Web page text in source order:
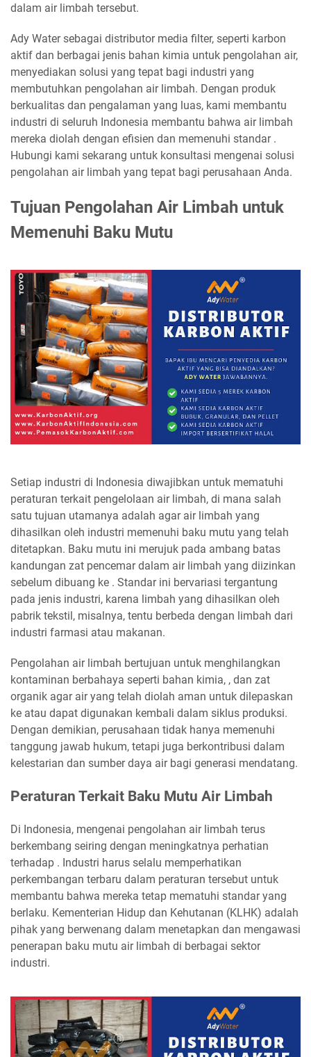
dalam air limbah tersebut.
Ady Water sebagai distributor media filter, seperti karbon
aktif dan berbagai jenis bahan kimia untuk pengolahan air,
menyediakan solusi yang tepat bagi industri yang
membutuhkan pengolahan air limbah. Dengan produk
berkualitas dan pengalaman yang luas, kami membantu
industri di seluruh Indonesia membantu bahwa air limbah
mereka diolah dengan efisien dan memenuhi standar .
Hubungi kami sekarang untuk konsultasi mengenai solusi
pengolahan air limbah yang tepat bagi perusahaan Anda.
Tujuan Pengolahan Air Limbah untuk
Memenuhi Baku Mutu
Setiap industri di Indonesia diwajibkan untuk mematuhi
peraturan terkait pengelolaan air limbah, di mana salah
satu tujuan utamanya adalah agar air limbah yang
dihasilkan oleh industri memenuhi baku mutu yang telah
ditetapkan. Baku mutu ini merujuk pada ambang batas
kandungan zat pencemar dalam air limbah yang diizinkan
sebelum dibuang ke . Standar ini bervariasi tergantung
pada jenis industri, karena limbah yang dihasilkan oleh
pabrik tekstil, misalnya, tentu berbeda dengan limbah dari
industri farmasi atau makanan.
Pengolahan air limbah bertujuan untuk menghilangkan
kontaminan berbahaya seperti bahan kimia, , dan zat
organik agar air yang telah diolah aman untuk dilepaskan
ke atau dapat digunakan kembali dalam siklus produksi.
Dengan demikian, perusahaan tidak hanya memenuhi
tanggung jawab hukum, tetapi juga berkontribusi dalam
kelestarian dan sumber daya air bagi generasi mendatang.
Peraturan Terkait Baku Mutu Air Limbah
Di Indonesia, mengenai pengolahan air limbah terus
berkembang seiring dengan meningkatnya perhatian
terhadap . Industri harus selalu memperhatikan
perkembangan terbaru dalam peraturan tersebut untuk
membantu bahwa mereka tetap mematuhi standar yang
berlaku. Kementerian Hidup dan Kehutanan (KLHK) adalah
pihak yang berwenang dalam menetapkan dan mengawasi
penerapan baku mutu air limbah di berbagai sektor
industri.